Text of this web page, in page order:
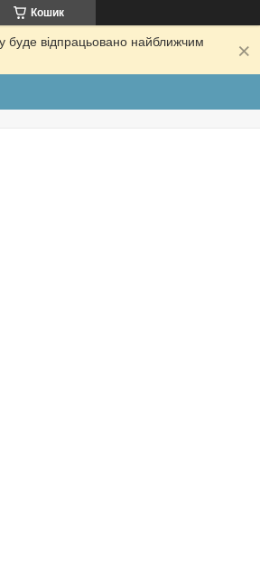
Кошик
буде відпрацьовано найближчим